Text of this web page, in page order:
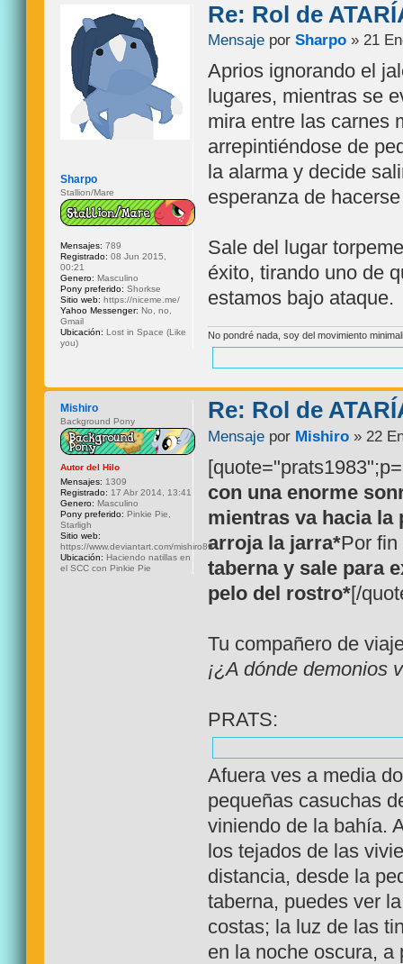
Re: Rol de
Mensaje porSharpo » 21
Aprios ignorando el
lugares, mientras se
mira entre las carnes
arrepintiéndose de
la alarma y decide
esperanza de
Sale del lugar
éxito, tirando uno de
estamos bajo ataque.
No pondré nada, soy del movimiento
Sharpo
Stallion/Mare
Mensajes: 789
Registrado: 08 Jun 2015,
00:21
Genero: Masculino
Pony preferido: Shorkse
Sitio web: https://niceme.me/
Yahoo Messenger: No, no,
Gmail
Ubicación: Lost in Space (Like
you)
Re: Rol de
Mensaje por Mishiro » 22
con una enorme
mientras va hacia la
arroja la jarra*Por
taberna y sale para
pelo del rostro*[/
Tu compañero de
¡¿A dónde demonios
PRATS:
Afuera ves a media
pequeñas casuchas
viniendo de la bahía.
los tejados de las
distancia, desde la
taberna, puedes ver
costas; la luz de las
en la noche oscura, a
Mishiro
Background Pony
Autor del Hilo
Mensajes: 1309
Registrado: 17 Abr 2014, 13:41
Genero: Masculino
Pony preferido: Pinkie Pie,
Starligh
Sitio web:
https://www.deviantart.com/mishiro89
Ubicación: Haciendo natillas en
el SCC con Pinkie Pie